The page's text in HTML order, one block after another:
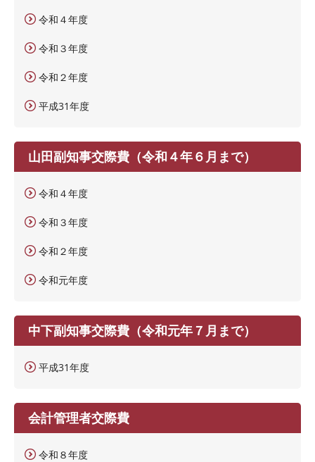
令和４年度
令和３年度
令和２年度
平成31年度
山田副知事交際費（令和４年６月まで）
令和４年度
令和３年度
令和２年度
令和元年度
中下副知事交際費（令和元年７月まで）
平成31年度
会計管理者交際費
令和８年度